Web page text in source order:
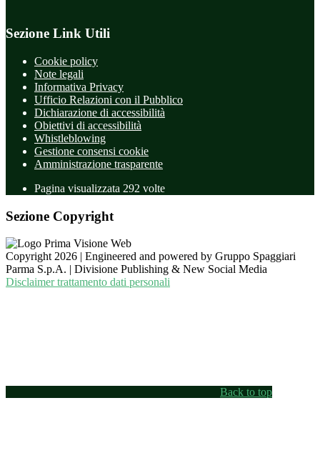
Sezione Link Utili
Cookie policy
Note legali
Informativa Privacy
Ufficio Relazioni con il Pubblico
Dichiarazione di accessibilità
Obiettivi di accessibilità
Whistleblowing
Gestione consensi cookie
Amministrazione trasparente
Pagina visualizzata 292 volte
Sezione Copyright
Copyright 2026 | Engineered and powered by Gruppo Spaggiari
Parma S.p.A. | Divisione Publishing & New Social Media
Disclaimer trattamento dati personali
Back to top